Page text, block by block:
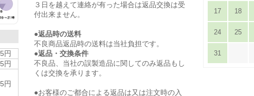
円
円
円
３日を越えて連絡が有った場合は返品交換は受
付出来ません。
●返品時の送料
不良商品返品時の送料は当社負担です。
●返品・交換条件
不良品、当社の誤製造品に関してのみ返品もし
くは交換を承ります。
●お客様のご都合による返品は又は注文時の入
17 18
24 25
31